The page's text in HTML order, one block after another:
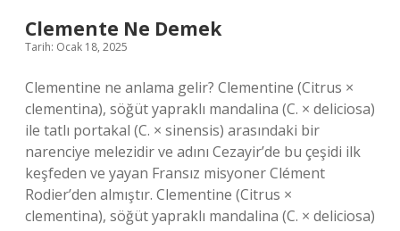
Clemente Ne Demek
Tarih: Ocak 18, 2025
Clementine ne anlama gelir? Clementine (Citrus ×
clementina), söğüt yapraklı mandalina (C. × deliciosa)
ile tatlı portakal (C. × sinensis) arasındaki bir
narenciye melezidir ve adını Cezayir’de bu çeşidi ilk
keşfeden ve yayan Fransız misyoner Clément
Rodier’den almıştır. Clementine (Citrus ×
clementina), söğüt yapraklı mandalina (C. × deliciosa)